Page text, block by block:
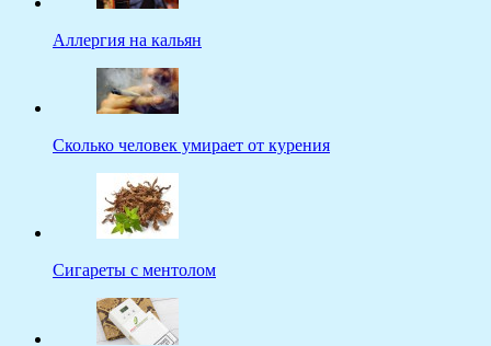
Аллергия на кальян
Сколько человек умирает от курения
Сигареты с ментолом